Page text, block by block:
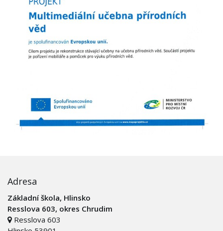
Adresa
Základní škola, Hlinsko
Resslova 603, okres Chrudim
Resslova 603